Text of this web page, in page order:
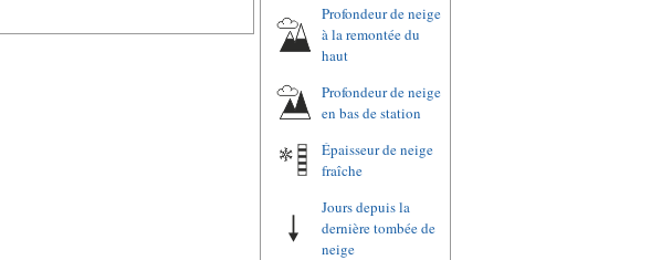
Profondeur de neige
à la remontée du
haut
Profondeur de neige
en bas de station
Épaisseur de neige
fraîche
Jours depuis la
dernière tombée de
neige